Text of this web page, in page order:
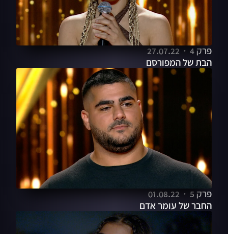
פרק 4
27.07.22
הבת של המפורסם
פרק 5
01.08.22
החבר של עומר אדם